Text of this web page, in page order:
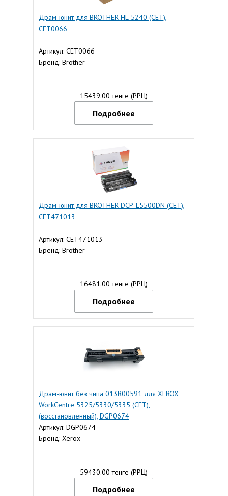
Драм-юнит для BROTHER HL-5240 (CET),
CET0066
Артикул: CET0066
Бренд: Brother
15439.00 тенге (РРЦ)
Подробнее
Драм-юнит для BROTHER DCP-L5500DN (CET),
CET471013
Артикул: CET471013
Бренд: Brother
16481.00 тенге (РРЦ)
Подробнее
Драм-юнит без чипа 013R00591 для XEROX
WorkCentre 5325/5330/5335 (CET),
(восстановленный), DGP0674
Артикул: DGP0674
Бренд: Xerox
59430.00 тенге (РРЦ)
Подробнее